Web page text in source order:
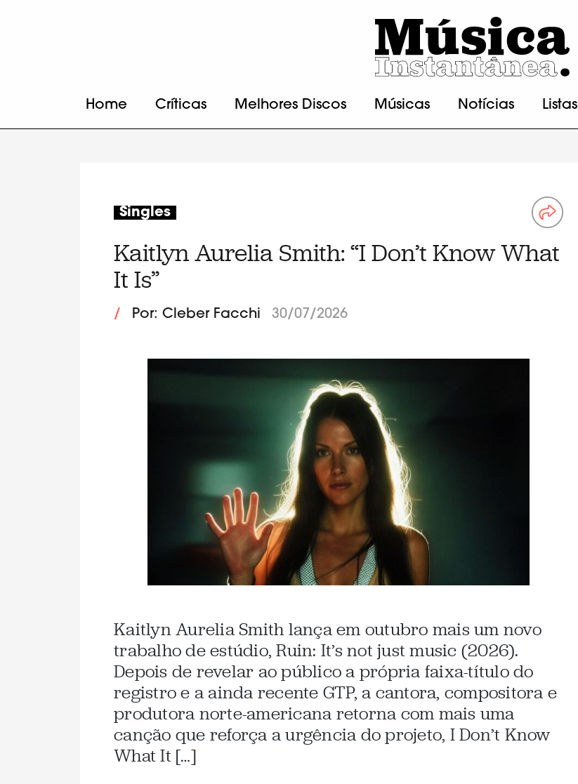
Home Críticas Melhores Discos Músicas Notícias Listas
Singles
Kaitlyn Aurelia Smith: “I Don’t Know What
It Is”
/ Por: Cleber Facchi 30/07/2026
Kaitlyn Aurelia Smith lança em outubro mais um novo
trabalho de estúdio, Ruin: It’s not just music (2026).
Depois de revelar ao público a própria faixa-título do
registro e a ainda recente GTP, a cantora, compositora e
produtora norte-americana retorna com mais uma
canção que reforça a urgência do projeto, I Don’t Know
What It […]